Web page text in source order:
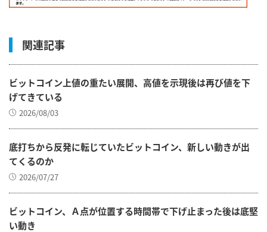
関連記事
ビットコイン上値の重たい展開、高値を示現後は再び値を下
げてきている
2026/08/03
底打ちから反発に転じていたビットコイン、新しい動きが出
てくるのか
2026/07/27
ビットコイン、Ａ点が位置する時間帯で下げ止まった後は底堅
い動き